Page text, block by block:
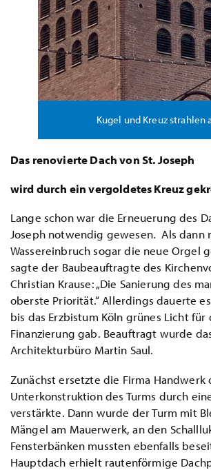
Kugel und Kreuz strahlen
Das renovierte Dach von St. Joseph
wird durch ein vergoldetes Kreuz
Lange schon war die Erneuerung des
Joseph notwendig gewesen. Als dann
Wassereinbruch sogar die neue Orgel
sagte der Baubeauftragte des
Christian Krause: „Die Sanierung des
oberste Priorität.“ Allerdings dauerte
bis das Erzbistum Köln grünes Licht für
Finanzierung gab. Beauftragt wurde
Architekturbüro Martin Saul.
Zunächst ersetzte die Firma
Unterkonstruktion des Turms durch
verstärkte. Dann wurde der Turm mit
Mängel am Mauerwerk, an den
Fensterbänken mussten ebenfalls
Hauptdach erhielt rautenförmige